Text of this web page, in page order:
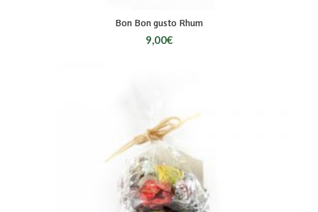
Bon Bon gusto Rhum
9,00€